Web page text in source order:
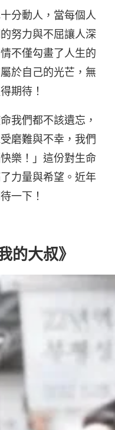
分動人，當每個人
努力與不屈讓人深
不僅勾畫了人生的
於自己的光芒，無
期待！
我們都不該遺忘，
磨難與不幸，我們
樂！」這份對生命
力量與希望。近年
一下！
的大叔》